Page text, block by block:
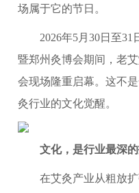
场属于它的节日。
2026年5月30日至
暨郑州灸博会期间，老
会现场隆重启幕。这不
灸行业的文化觉醒。
文化，是行业最深
在艾灸产业从粗放